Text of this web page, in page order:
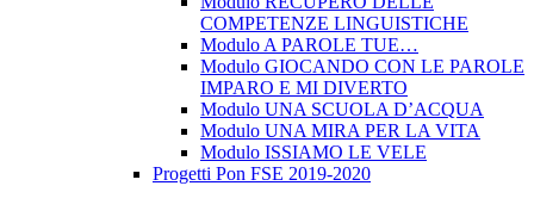
COMPETENZE LINGUISTICHE
Modulo A PAROLE TUE…
Modulo GIOCANDO CON LE PAROLE
IMPARO E MI DIVERTO
Modulo UNA SCUOLA D’ACQUA
Modulo UNA MIRA PER LA VITA
Modulo ISSIAMO LE VELE
Progetti Pon FSE 2019-2020